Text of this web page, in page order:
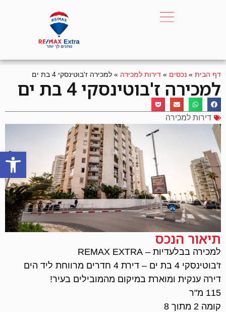
פתח
דף הבית » נכסים » דירות למכירה » למכירה ז'בוטינסקי 4 בת ים
למכירה ז'בוטינסקי 4 בת ים
דירות למכירה
תיאור הנכס
למכירה בבלעדיות – REMAX EXTRA
ז'בוטינסקי 4 בת ים – דירת 4 חדרים מרווחת ליד הים
דירה ענקית ומוארת במיקום מהמובילים בעיר!
115 מ"ר
קומה 2 מתוך 8